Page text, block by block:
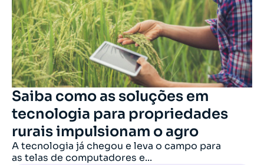
Saiba como as soluções em
tecnologia para propriedades
rurais impulsionam o agro
A tecnologia já chegou e leva o campo para
as telas de computadores e...